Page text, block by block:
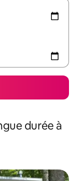
durée à